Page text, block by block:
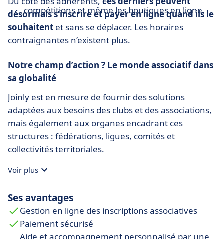
compétitions et même les boutiques en ligne.
désormais s’inscrire et payer en ligne quand ils le
souhaitent et sans se déplacer. Les horaires
contraignantes n’existent plus.
Notre champ d’action ? Le monde associatif dans
sa globalité
Joinly est en mesure de fournir des solutions
adaptées aux besoins des clubs et des associations,
mais également aux organes encadrant ces
structures : fédérations, ligues, comités et
collectivités territoriales.
Voir plus
Ses avantages
Gestion en ligne des inscriptions associatives
Paiement sécurisé
Aide et accompagnement personnalisé par une